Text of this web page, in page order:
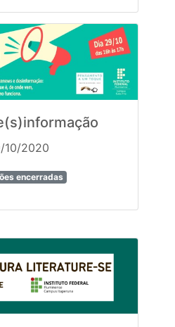
10/2020
encerradas